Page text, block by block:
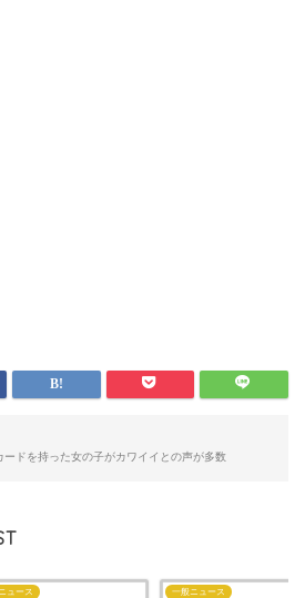
ドを持った女の子がカワイイとの声が多数
ュース 一般ニュース